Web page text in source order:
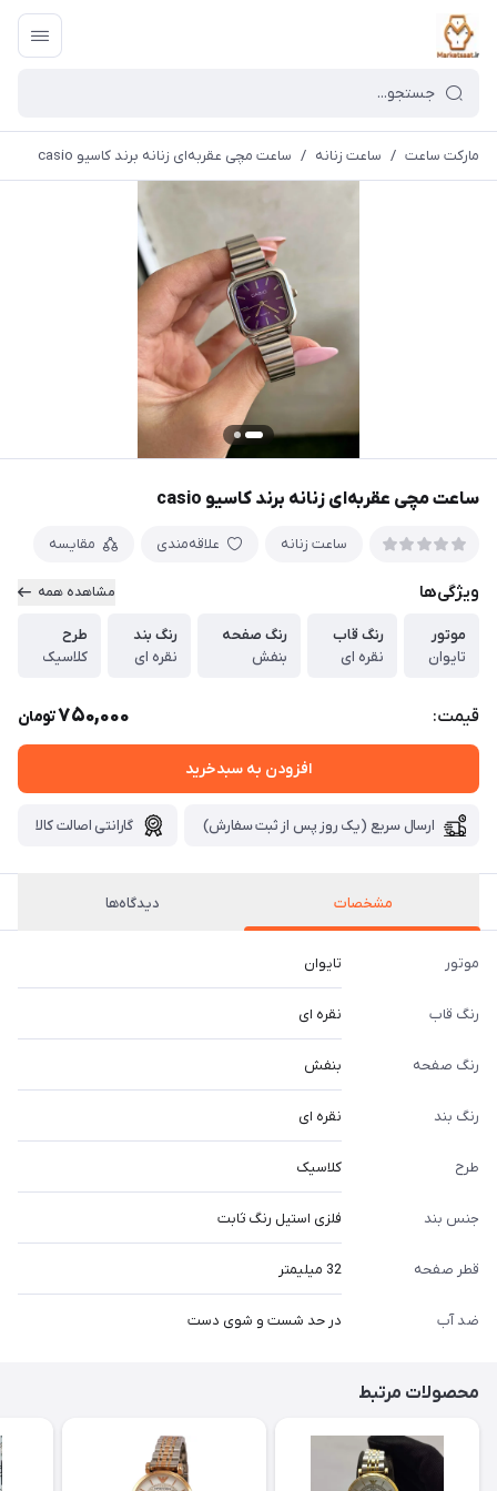
مارکت ساعت / ساعت زنانه / ساعت مچی عقربه‌ای زنانه برند کاسیو casio
ساعت مچی عقربه‌ای زنانه برند کاسیو casio
ساعت زنانه علاقه‌مندی مقایسه
ویژگی‌ها مشاهده همه
موتور
تایوان
رنگ قاب
نقره ای
رنگ صفحه
بنفش
رنگ بند
نقره ای
طرح
کلاسیک
قیمت: 750,000تومان
افزودن به سبدخرید
ارسال سریع (یک روز پس از ثبت سفارش) گارانتی اصالت کالا
مشخصات دیدگاه‌ها
موتور تایوان
رنگ قاب نقره ای
رنگ صفحه بنفش
رنگ بند نقره ای
طرح کلاسیک
جنس بند فلزی استیل رنگ ثابت
قطر صفحه 32 میلیمتر
ضد آب در حد شست و شوی دست
محصولات مرتبط